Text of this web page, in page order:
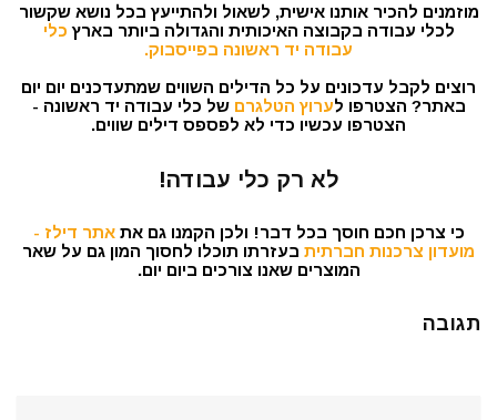
מוזמנים להכיר אותנו אישית, לשאול ולהתייעץ בכל נושא שקשור
לכלי עבודה בקבוצה האיכותית והגדולה ביותר בארץ כלי
עבודה יד ראשונה בפייסבוק.
רוצים לקבל עדכונים על כל הדילים השווים שמתעדכנים יום יום
באתר? הצטרפו לערוץ הטלגרם של כלי עבודה יד ראשונה -
הצטרפו עכשיו כדי לא לפספס דילים שווים.
לא רק כלי עבודה!
כי צרכן חכם חוסך בכל דבר! ולכן הקמנו גם אתאתר דילז -
מועדון צרכנות חברתית בעזרתו תוכלו לחסוך המון גם על שאר
המוצרים שאנו צורכים ביום יום.
תגובה